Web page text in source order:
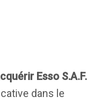
Esso S.A.F.
dans le